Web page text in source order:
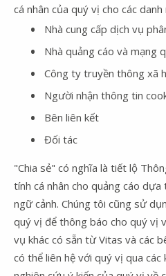
cá nhân của quý vị cho các
Nhà cung cấp dịch vụ
Nhà quảng cáo và mạng
Công ty truyền thông xã
Người nhận thông tin
Bên liên kết
Đối tác
"Chia sẻ" có nghĩa là tiết lộ
tính cá nhân cho quảng cáo
ngữ cảnh. Chúng tôi cũng sử
quý vị để thông báo cho quý vị
vụ khác có sẵn từ Vitas và các
có thể liên hệ với quý vị qua các